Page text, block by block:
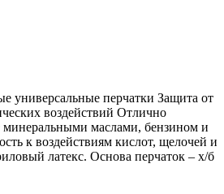
универсальные перчатки Защита от
воздействий Отлично
маслами, бензином и
к воздействиям кислот, щелочей и
латекс. Основа перчаток – х/б